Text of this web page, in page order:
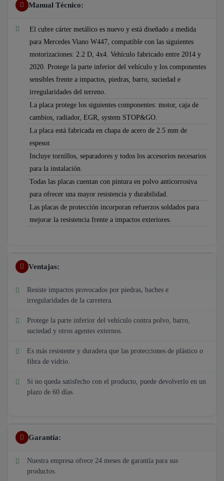
Manual Técnico:
El cubre cárter metálico es nuevo y está diseñado a medida
para Mercedes Viano W447, compatible con las siguientes
motorizaciones: 2.2 D, 4x4. Vehículo fabricado entre 2014 y
2020. Protege la parte inferior del vehículo y los componentes
sensibles frente a impactos, piedras, barro, suciedad e
irregularidades del terreno.
La placa protege los siguientes componentes: motor, caja de
cambios, radiador, EGR, system STOP&GO.
La placa está fabricada en chapa de acero de 2.5 mm de
espesor.
Incluye tornillos, separadores y todos los accesorios necesarios
para la instalación.
Todas las placas cuentan con pintura en polvo anticorrosiva
para ofrecer una mayor resistencia y durabilidad.
Las placas de protección incorporan refuerzos soldados para
mejorar la resistencia frente a impactos exteriores.
Ventajas:
Resiste impactos provocados por piedras, baches e
irregularidades de la carretera.
Protege la parte inferior del vehículo contra polvo, barro,
suciedad y otros agentes externos.
Es más resistente y duradera que las protecciones de plástico o
fibra de vidrio.
Si no queda satisfecho con el producto, puede devolverlo en un
plazo de 60 días.
Garantía:
Nuestra empresa ofrece 24 meses de garantía para sus
productos.